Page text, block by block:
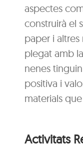
aspectes
construirà el
paper i altres
plegat amb
nenes
positiva i
materials
Activitats